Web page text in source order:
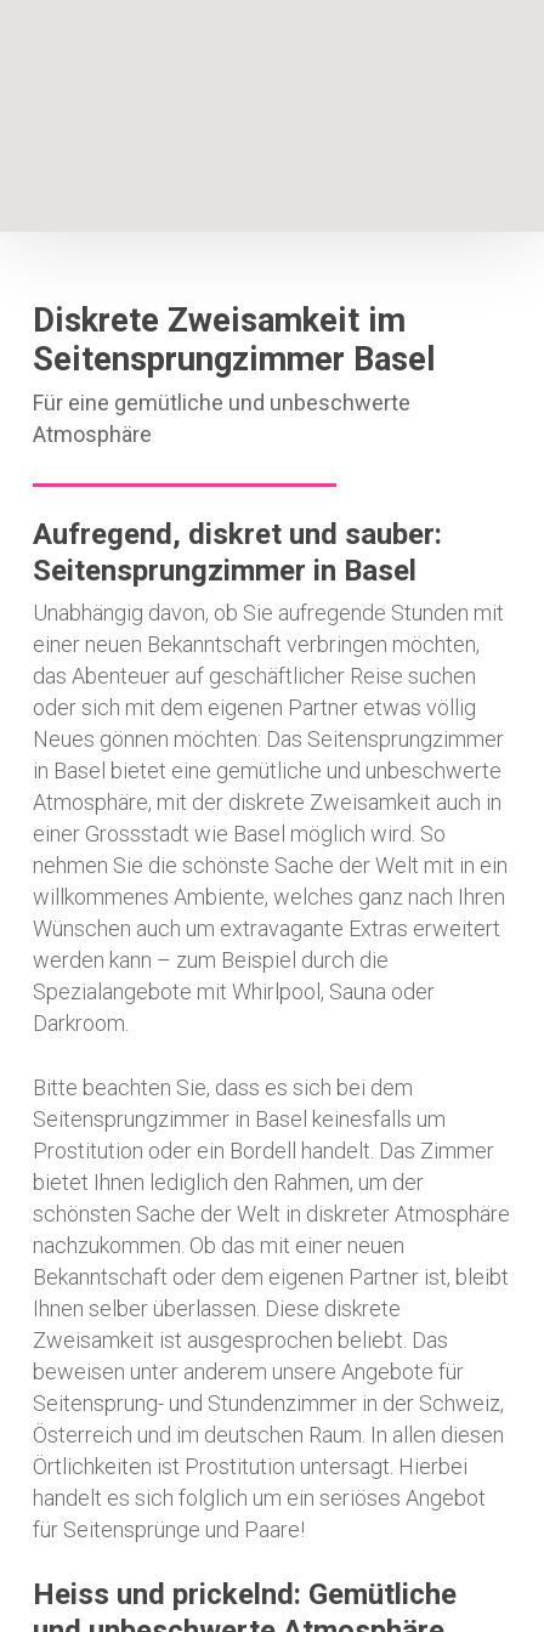
Diskrete Zweisamkeit im
Seitensprungzimmer Basel
Für eine gemütliche und unbeschwerte
Atmosphäre
Aufregend, diskret und sauber:
Seitensprungzimmer in Basel
Unabhängig davon, ob Sie aufregende Stunden mit
einer neuen Bekanntschaft verbringen möchten,
das Abenteuer auf geschäftlicher Reise suchen
oder sich mit dem eigenen Partner etwas völlig
Neues gönnen möchten: Das Seitensprungzimmer
in Basel bietet eine gemütliche und unbeschwerte
Atmosphäre, mit der diskrete Zweisamkeit auch in
einer Grossstadt wie Basel möglich wird. So
nehmen Sie die schönste Sache der Welt mit in ein
willkommenes Ambiente, welches ganz nach Ihren
Wünschen auch um extravagante Extras erweitert
werden kann – zum Beispiel durch die
Spezialangebote mit Whirlpool, Sauna oder
Darkroom.
Bitte beachten Sie, dass es sich bei dem
Seitensprungzimmer in Basel keinesfalls um
Prostitution oder ein Bordell handelt. Das Zimmer
bietet Ihnen lediglich den Rahmen, um der
schönsten Sache der Welt in diskreter Atmosphäre
nachzukommen. Ob das mit einer neuen
Bekanntschaft oder dem eigenen Partner ist, bleibt
Ihnen selber überlassen. Diese diskrete
Zweisamkeit ist ausgesprochen beliebt. Das
beweisen unter anderem unsere Angebote für
Seitensprung- und Stundenzimmer in der Schweiz,
Österreich und im deutschen Raum. In allen diesen
Örtlichkeiten ist Prostitution untersagt. Hierbei
handelt es sich folglich um ein seriöses Angebot
für Seitensprünge und Paare!
Heiss und prickelnd: Gemütliche